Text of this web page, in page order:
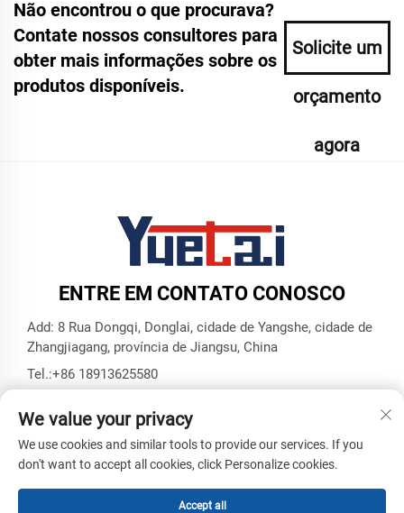
Não encontrou o que procurava?
Contate nossos consultores para
obter mais informações sobre os
produtos disponíveis.
Solicite um
orçamento
agora
ENTRE EM CONTATO CONOSCO
Add: 8 Rua Dongqi, Donglai, cidade de Yangshe, cidade de
Zhangjiagang, província de Jiangsu, China
Tel.:+86 18913625580
Direitos Autorais © Zhangjiagang Yuetai Precision Machinery
Privacidade-BLOG
We value your privacy
We use cookies and similar tools to provide our services. If you
don't want to accept all cookies, click Personalize cookies.
Accept all